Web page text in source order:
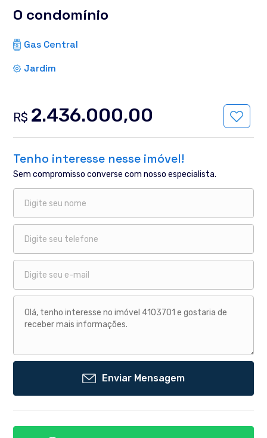
O condomínio
Gas Central
Jardim
R$ 2.436.000,00
Tenho interesse nesse imóvel!
Sem compromisso converse com nosso especialista.
Enviar Mensagem